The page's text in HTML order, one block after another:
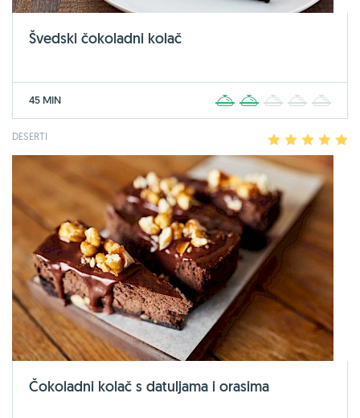
Švedski čokoladni kolač
45 MIN 2 3 4
DESERTI 2 3 4
Čokoladni kolač s datuljama i orasima